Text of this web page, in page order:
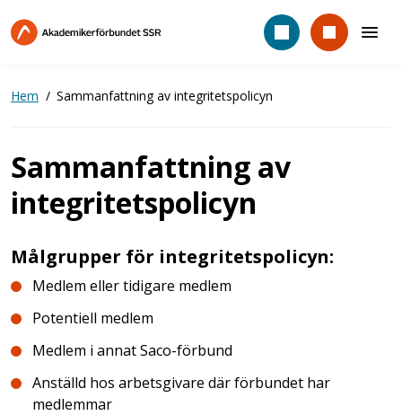
till
Hem Sammanfattning av integritetspolicyn
Sammanfattning av
integritetspolicyn
Målgrupper för integritetspolicyn:
Medlem eller tidigare medlem
Potentiell medlem
Medlem i annat Saco-förbund
Anställd hos arbetsgivare där förbundet har
medlemmar